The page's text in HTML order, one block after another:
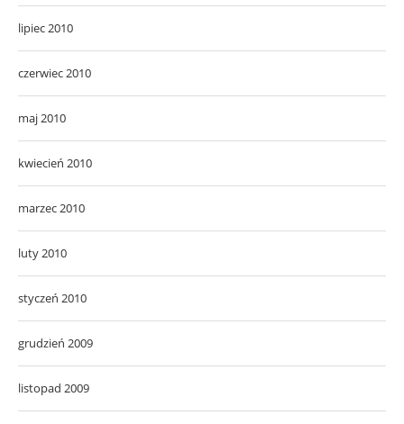
lipiec 2010
czerwiec 2010
maj 2010
kwiecień 2010
marzec 2010
luty 2010
styczeń 2010
grudzień 2009
listopad 2009